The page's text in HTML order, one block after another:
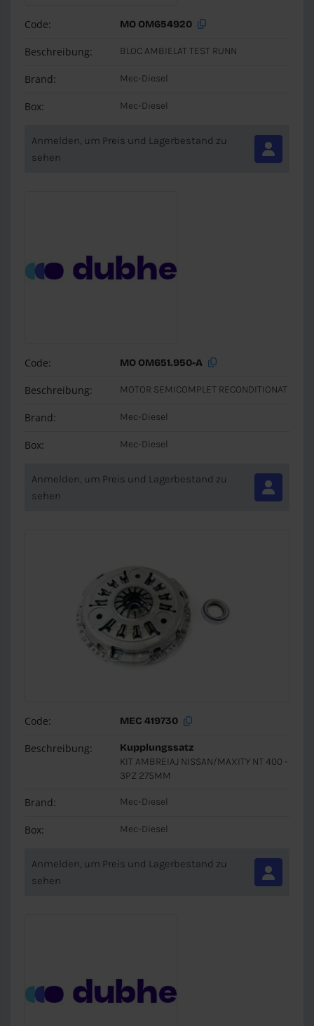
Code: MO OM654920
Beschreibung: BLOC AMBIELAT TEST RUNN
Brand: Mec-Diesel
Box: Mec-Diesel
Anmelden, um Preis und Lagerbestand zu
sehen
Code: MO OM651.950-A
Beschreibung: MOTOR SEMICOMPLET RECONDITIONAT
Brand: Mec-Diesel
Box: Mec-Diesel
Anmelden, um Preis und Lagerbestand zu
sehen
Code: MEC 419730
Beschreibung:
Kupplungssatz
KIT AMBREIAJ NISSAN/MAXITY NT 400 -
3PZ 275MM
Brand: Mec-Diesel
Box: Mec-Diesel
Anmelden, um Preis und Lagerbestand zu
sehen